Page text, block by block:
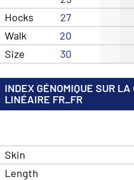
Hocks
27
Walk
20
Size
30
INDEX GÉNOMIQUE SUR LA
LINÉAIRE FR_FR
Skin
Length